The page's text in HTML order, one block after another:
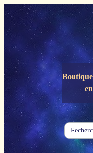
Panneau de gestion des
Recherche
de
produits